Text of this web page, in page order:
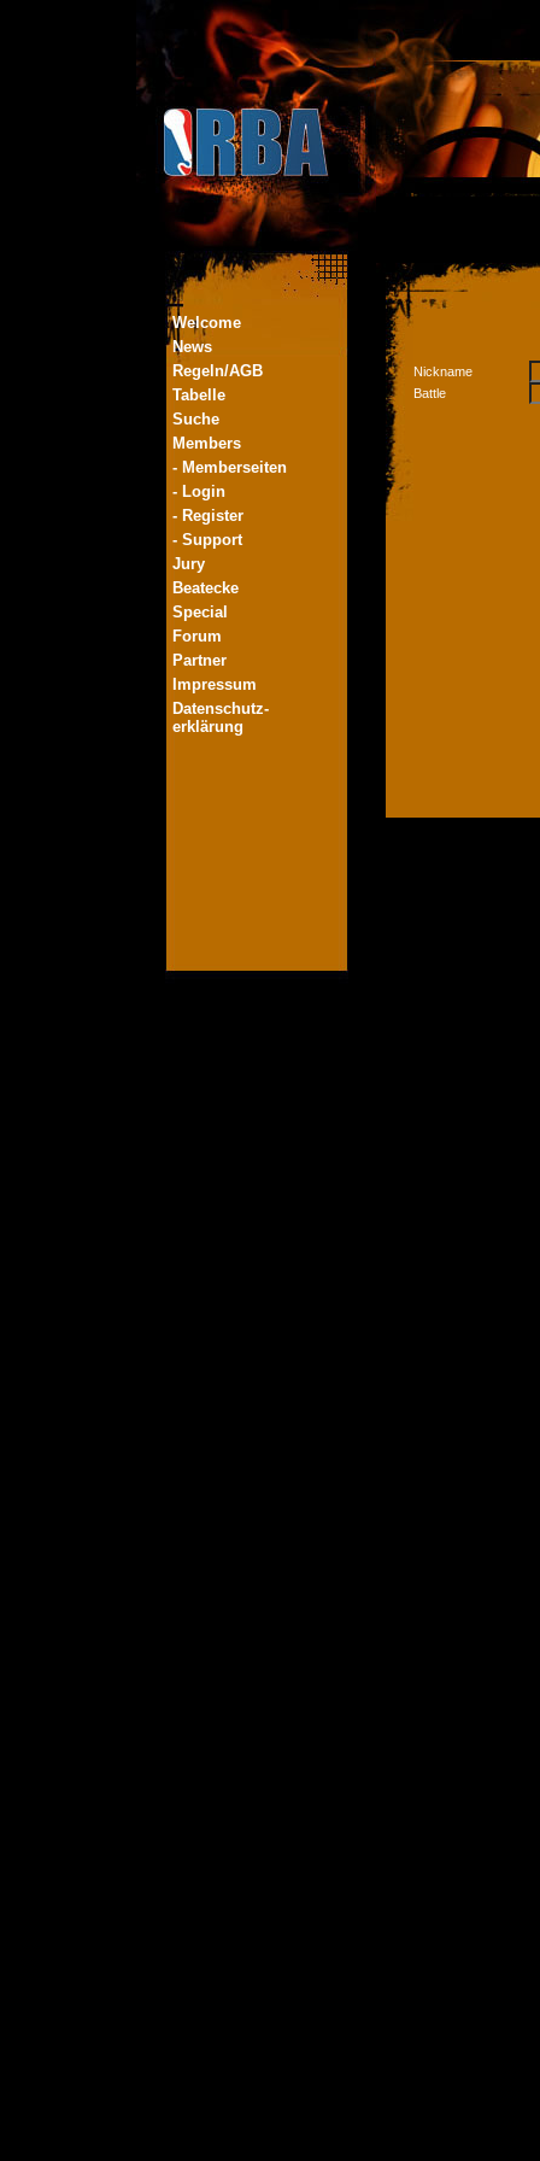
Welcome
News
Regeln/AGB
Tabelle
Suche
Members
- Memberseiten
- Login
- Register
- Support
Jury
Beatecke
Special
Forum
Partner
Impressum
Datenschutz-
erklärung
Nickname
Battle